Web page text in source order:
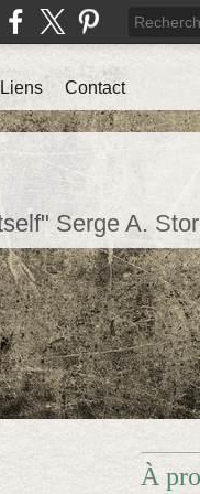
Serge A.
Liens Contact
À